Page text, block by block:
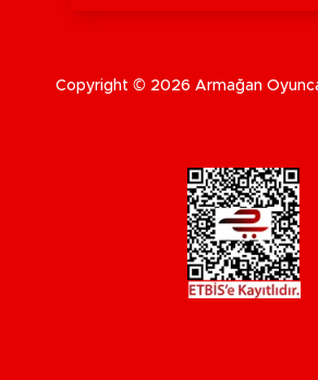
Copyright © 2026 Armağan